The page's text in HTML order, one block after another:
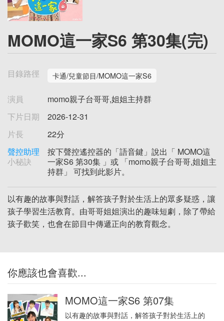
MOMO這一家S6 第30集(完)
目錄路徑 卡通/兒童節目/MOMO這一家S6
演員
momo親子台哥哥,姐姐主持群
下片日期
2026-12-31
片長
22分
聲控助理
小秘訣
按下聲控遙控器的「語音鍵」說出「 MOMO這
一家S6 第30集 」或 「momo親子台哥哥,姐姐主
持群」 可找到此影片。
以有趣的故事與對話，解答孩子對於生活上的眾多疑惑，讓
孩子學習生活教育。由哥哥姐姐演出的趣味短劇，除了帶給
孩子歡笑，也會在節目中傳遞正向的教育觀念。
你應該也會喜歡...
MOMO這一家S6 第07集
以有趣的故事與對話，解答孩子對於生活上的